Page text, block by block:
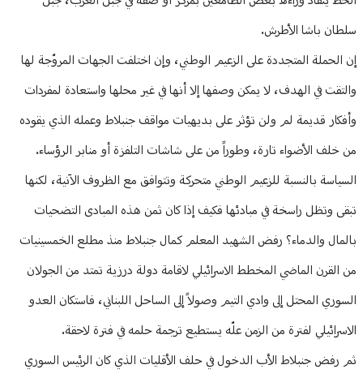
سلطان باشا الأطرش.
إن الحملة المتجددة على الزعيم الوطني، وإن اختلفت الجهات المروّجة لها
والتقت في الهدف، لا يمكن وصفها إلا أنها في غير محلها واستعادة لمفردات
وأفكار قديمة لم ولن تؤثر على بديهيات مواقف جنبلاط وعمله الذي يقوده
من خلف الأضواء تارة، وطوراً من على شاشات التلفزة أو منابر الرؤساء.
السياسة بالنسبة للزعيم الوطني متحركة وتتوافق مع الظروف الآنية، لكنها
تبقى وتظل راسخة في مبادئها فكيف إذا كان ثمن هذه المبادى التضحيات
بالمال والدماء؟ رفض الشهيد المعلم كمال جنبلاط منذ مطلع الخمسينيات
من القرن الماضي المخطط الاسرائيلي لاقامة دولة درزية تمتد من الجولان
السوري المحتل إلى وادي التيم وصولاً إلى الساحل اللبناني، فاستكان العدو
الاسرائيلي لفترة من الزمن علّه يستطيع ترجمة حلمه في فترة لاحقة.
ثم رفض جنبلاط الأب الدخول في حلف الأقليات الذي كان الرئيس السوري